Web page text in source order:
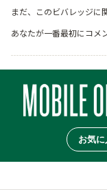
まだ、このビバレッジに
あなたが一番最初にコメ
お気